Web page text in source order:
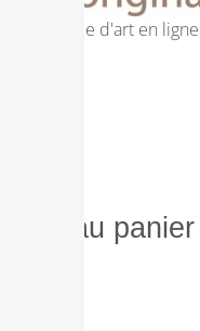
librairie d'art en ligne
au